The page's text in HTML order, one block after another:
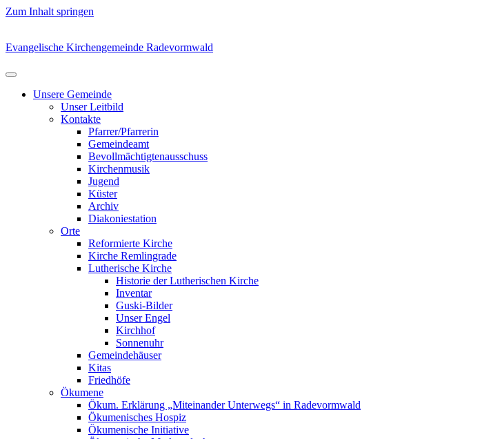
Zum Inhalt springen
Evangelische Kirchengemeinde Radevormwald
Unsere Gemeinde
Unser Leitbild
Kontakte
Pfarrer/Pfarrerin
Gemeindeamt
Bevollmächtigtenausschuss
Kirchenmusik
Jugend
Küster
Archiv
Diakoniestation
Orte
Reformierte Kirche
Kirche Remlingrade
Lutherische Kirche
Historie der Lutherischen Kirche
Inventar
Guski-Bilder
Unser Engel
Kirchhof
Sonnenuhr
Gemeindehäuser
Kitas
Friedhöfe
Ökumene
Ökum. Erklärung „Miteinander Unterwegs“ in Radevormwald
Ökumenisches Hospiz
Ökumenische Initiative